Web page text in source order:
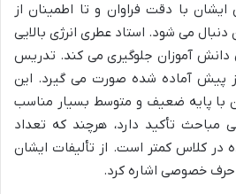
با دقت فراوان و تا اطمینان از
می شود. استاد عطری انرژی بالایی
دانش آموزان جلوگیری می کند. تدریس
پیش آماده شده صورت می گیرد. این
با پایه ضعیف و متوسط بسیار مناسب
مباحث تأکید دارد، هرچند که تعداد
کلاس کمتر است. از تألیفات ایشان
خصوصی اشاره کرد.